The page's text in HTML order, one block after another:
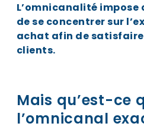
L’omnicanalité
de se concentrer sur
achat afin de
clients.
Mais qu’est-ce
l’omnicanal